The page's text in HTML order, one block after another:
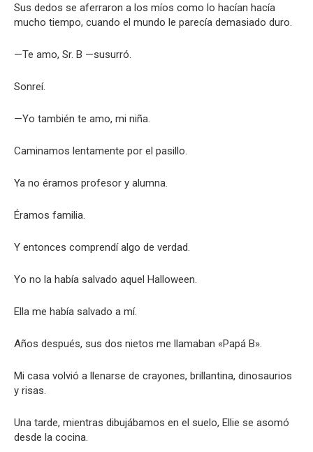
Sus dedos se aferraron a los míos como lo hacían hacía
mucho tiempo, cuando el mundo le parecía demasiado duro.
—Te amo, Sr. B —susurró.
Sonreí.
—Yo también te amo, mi niña.
Caminamos lentamente por el pasillo.
Ya no éramos profesor y alumna.
Éramos familia.
Y entonces comprendí algo de verdad.
Yo no la había salvado aquel Halloween.
Ella me había salvado a mí.
Años después, sus dos nietos me llamaban «Papá B».
Mi casa volvió a llenarse de crayones, brillantina, dinosaurios
y risas.
Una tarde, mientras dibujábamos en el suelo, Ellie se asomó
desde la cocina.